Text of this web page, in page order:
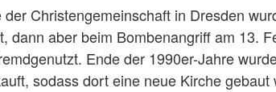
der Christengemeinschaft in Dresden
dann aber beim Bombenangriff am 13.
Ende der 1990er-Jahre
sodass dort eine neue Kirche gebaut